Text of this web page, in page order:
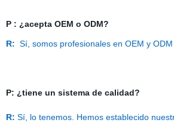
P: ¿acepta OEM o ODM?
R: Sí, somos profesionales en OEM y
P: ¿tiene un sistema de calidad?
R: Sí, lo tenemos. Hemos establecido